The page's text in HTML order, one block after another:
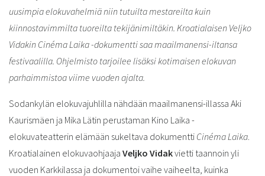
uusimpia elokuvahelmiä niin tutuilta mestareilta kuin
kiinnostavimmilta tuoreilta tekijänimiltäkin. Kroatialaisen Veljko
Vidakin Cinéma Laika -dokumentti saa maailmanensi-iltansa
festivaalilla. Ohjelmisto tarjoilee lisäksi kotimaisen elokuvan
parhaimmistoa viime vuoden ajalta.
Sodankylän elokuvajuhlilla nähdään maailmanensi-illassa Aki
Kaurismäen ja Mika Lätin perustaman Kino Laika -
elokuvateatterin elämään sukeltava dokumentti Cinéma Laika
Kroatialainen elokuvaohjaaja Veljko Vidakvietti taannoin yli
vuoden Karkkilassa ja dokumentoi vaihe vaiheelta, kuinka